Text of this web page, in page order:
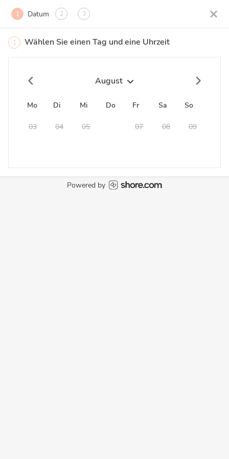
1 Datum 2 3
1 Wählen Sie einen Tag und eine Uhrzeit
August
Mo Di Mi Do Fr Sa So
03 04 05 07 08 09
Powered by